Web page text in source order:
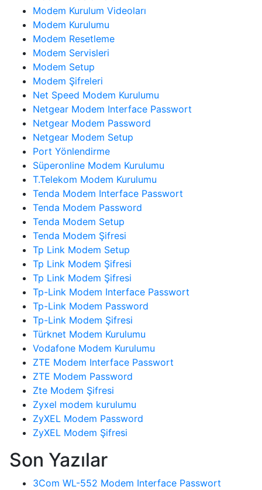
Modem Kurulum Videoları
Modem Kurulumu
Modem Resetleme
Modem Servisleri
Modem Setup
Modem Şifreleri
Net Speed Modem Kurulumu
Netgear Modem Interface Passwort
Netgear Modem Password
Netgear Modem Setup
Port Yönlendirme
Süperonline Modem Kurulumu
T.Telekom Modem Kurulumu
Tenda Modem Interface Passwort
Tenda Modem Password
Tenda Modem Setup
Tenda Modem Şifresi
Tp Link Modem Setup
Tp Link Modem Şifresi
Tp Link Modem Şifresi
Tp-Link Modem Interface Passwort
Tp-Link Modem Password
Tp-Link Modem Şifresi
Türknet Modem Kurulumu
Vodafone Modem Kurulumu
ZTE Modem Interface Passwort
ZTE Modem Password
Zte Modem Şifresi
Zyxel modem kurulumu
ZyXEL Modem Password
ZyXEL Modem Şifresi
Son Yazılar
3Com WL-552 Modem Interface Passwort